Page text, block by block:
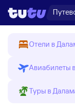
Отели в
Авиабилеты
Туры в